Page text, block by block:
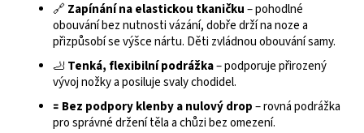
🔗 Zapínání na elastickou tkaničku– pohodlné
obouvání bez nutnosti vázání, dobře drží na noze a
přizpůsobí se výšce nártu. Děti zvládnou obouvání samy.
🦶 Tenká, flexibilní podrážka– podporuje přirozený
vývoj nožky a posiluje svaly chodidel.
🟰 Bez podpory klenby a nulový drop– rovná podrážka
pro správné držení těla a chůzi bez omezení.